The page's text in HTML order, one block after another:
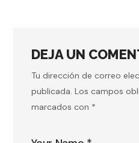
DEJA UN
Tu dirección de correo
publicada. Los campos
marcados con *